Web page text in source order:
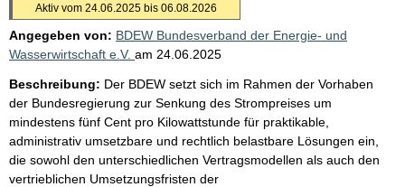
Aktiv vom 24.06.2025 bis 06.08.2026
Angegeben von: BDEW Bundesverband der Energie- und
Wasserwirtschaft e.V. am 24.06.2025
Beschreibung: Der BDEW setzt sich im Rahmen der Vorhaben
der Bundesregierung zur Senkung des Strompreises um
mindestens fünf Cent pro Kilowattstunde für praktikable,
administrativ umsetzbare und rechtlich belastbare Lösungen ein,
die sowohl den unterschiedlichen Vertragsmodellen als auch den
vertrieblichen Umsetzungsfristen der